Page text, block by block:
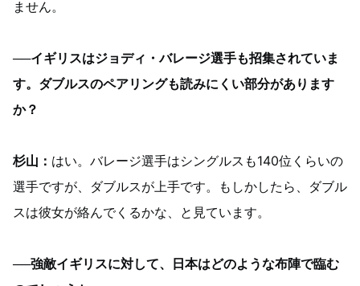
ません。
──イギリスはジョディ・バレージ選手も招集されていま
す。ダブルスのペアリングも読みにくい部分があります
か？
杉山： はい。バレージ選手はシングルスも140位くらいの
選手ですが、ダブルスが上手です。もしかしたら、ダブル
スは彼女が絡んでくるかな、と見ています。
──強敵イギリスに対して、日本はどのような布陣で臨む